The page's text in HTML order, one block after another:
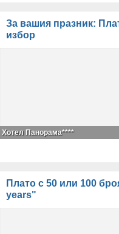
За вашия празник:
избор
Хотел Панорама****
Плато с 50 или 100
years"